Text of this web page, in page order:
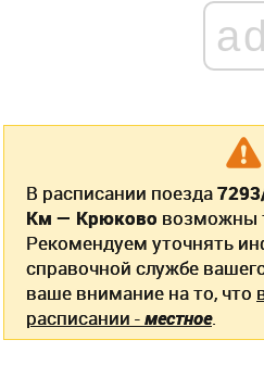
ad
В расписании поезда
Км — Крюково возможны
Рекомендуем уточнять
справочной службе
ваше внимание на то, что
расписании -местное.